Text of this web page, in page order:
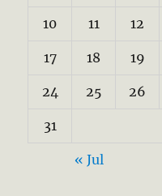
10 11 12
17 18 19
24 25 26
31
« Jul